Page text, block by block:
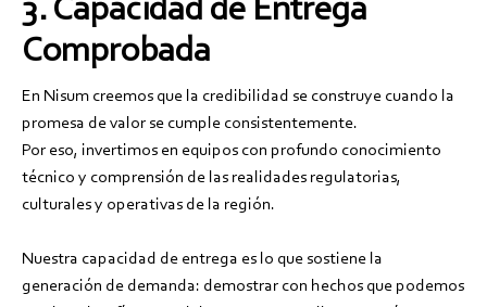
Comprobada
En Nisum creemos que la credibilidad se construye cuando la
promesa de valor se cumple consistentemente.
Por eso, invertimos en equipos con profundo conocimiento
técnico y comprensión de las realidades regulatorias,
culturales y operativas de la región.
Nuestra capacidad de entrega es lo que sostiene la
generación de demanda: demostrar con hechos que podemos